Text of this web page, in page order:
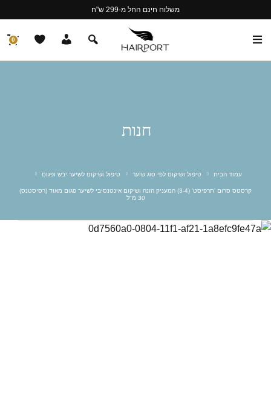
משלוח חינם החל מ-299 ש"ח
0
חנות
עמוד הבית טיפול ושיקום לפי סוג שיער טיפול ושיקום לשיער יבש ופגום
קרסטס סרום 'תרפיסט' (3-4) המעניק הזנה ושיקום אינטנסיבי לשיער פגום מאוד (רסיסטנס)
30 מ"ל